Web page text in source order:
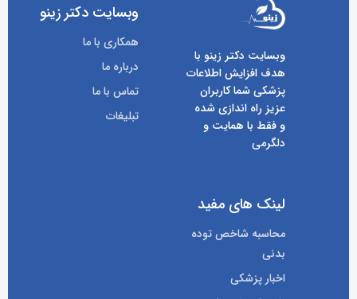
وبسایت دکتر زینو با
هدف افزایش اطلاعات
پزشکی شما کاربران
عزیز راه اندازی شده
و فقط با همایت و
دلگرمی
وبسایت دکتر زینو
همکاری با ما
درباره ما
تماس با ما
تبلیغات
لینک های مفید
محاسبه شاخص توده
بدنی
اخبار پزشکی